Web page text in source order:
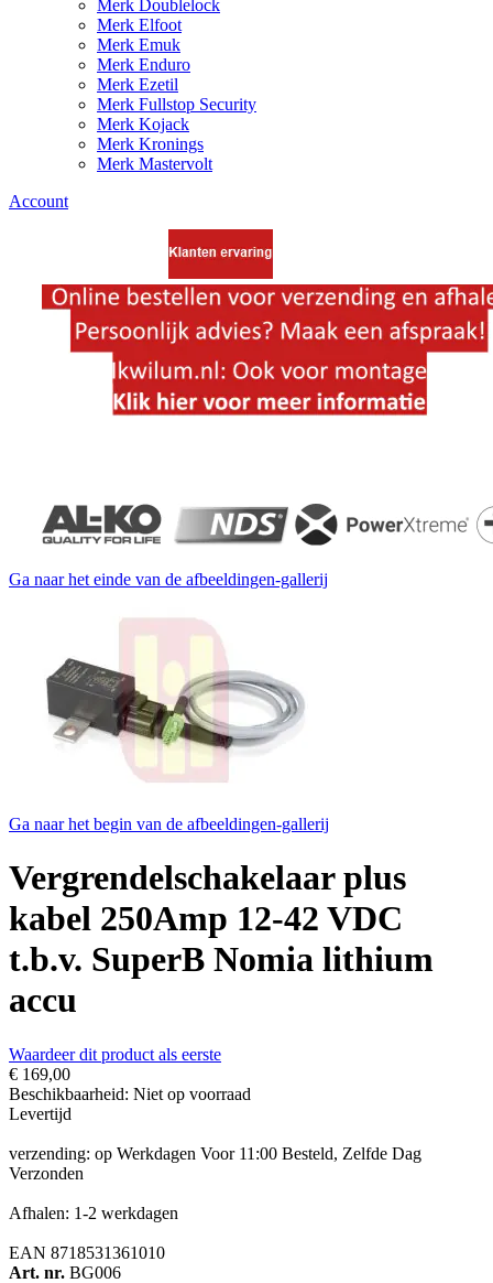
Merk Doublelock
Merk Elfoot
Merk Emuk
Merk Enduro
Merk Ezetil
Merk Fullstop Security
Merk Kojack
Merk Kronings
Merk Mastervolt
Account
Ga naar het einde van de afbeeldingen-gallerij
Ga naar het begin van de afbeeldingen-gallerij
Vergrendelschakelaar plus
kabel 250Amp 12-42 VDC
t.b.v. SuperB Nomia lithium
accu
Waardeer dit product als eerste
€ 169,00
Beschikbaarheid: Niet op voorraad
Levertijd
verzending: op Werkdagen Voor 11:00 Besteld, Zelfde Dag
Verzonden
Afhalen: 1-2 werkdagen
EAN 8718531361010
Art. nr. BG006